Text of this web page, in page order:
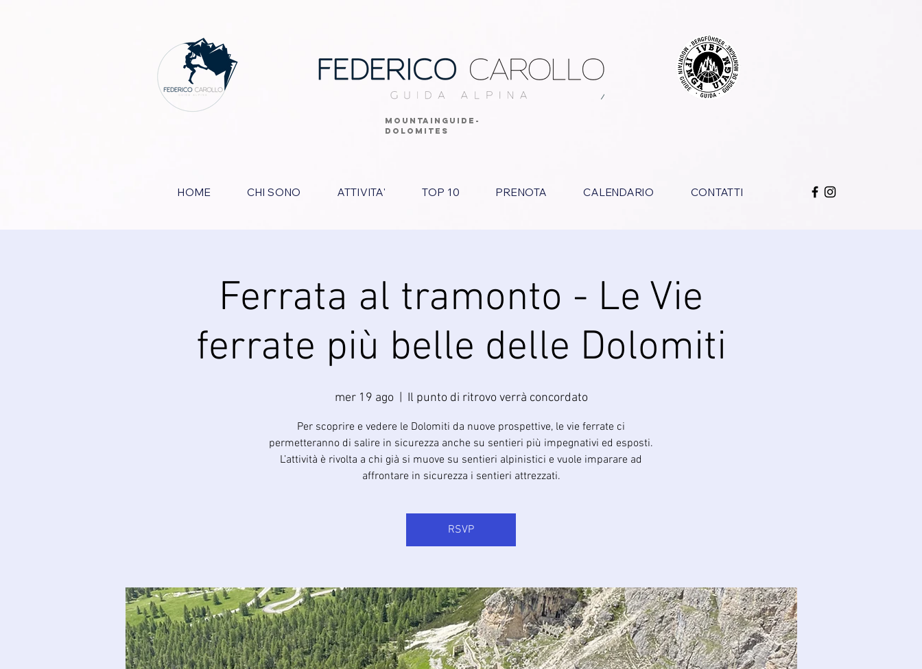
MOUNTAINGUIDE-
DOLOMITES
HOME CHI SONO ATTIVITA' TOP 10 PRENOTA CALENDARIO CONTATTI
Ferrata al tramonto - Le Vie
ferrate più belle delle Dolomiti
mer 19 ago Il punto di ritrovo verrà concordato
Per scoprire e vedere le Dolomiti da nuove prospettive, le vie ferrate ci
permetteranno di salire in sicurezza anche su sentieri più impegnativi ed esposti.
L’attività è rivolta a chi già si muove su sentieri alpinistici e vuole imparare ad
affrontare in sicurezza i sentieri attrezzati.
RSVP